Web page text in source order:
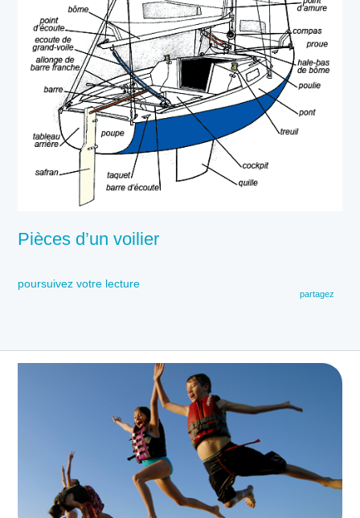
Pièces d’un voilier
poursuivez votre lecture
partagez